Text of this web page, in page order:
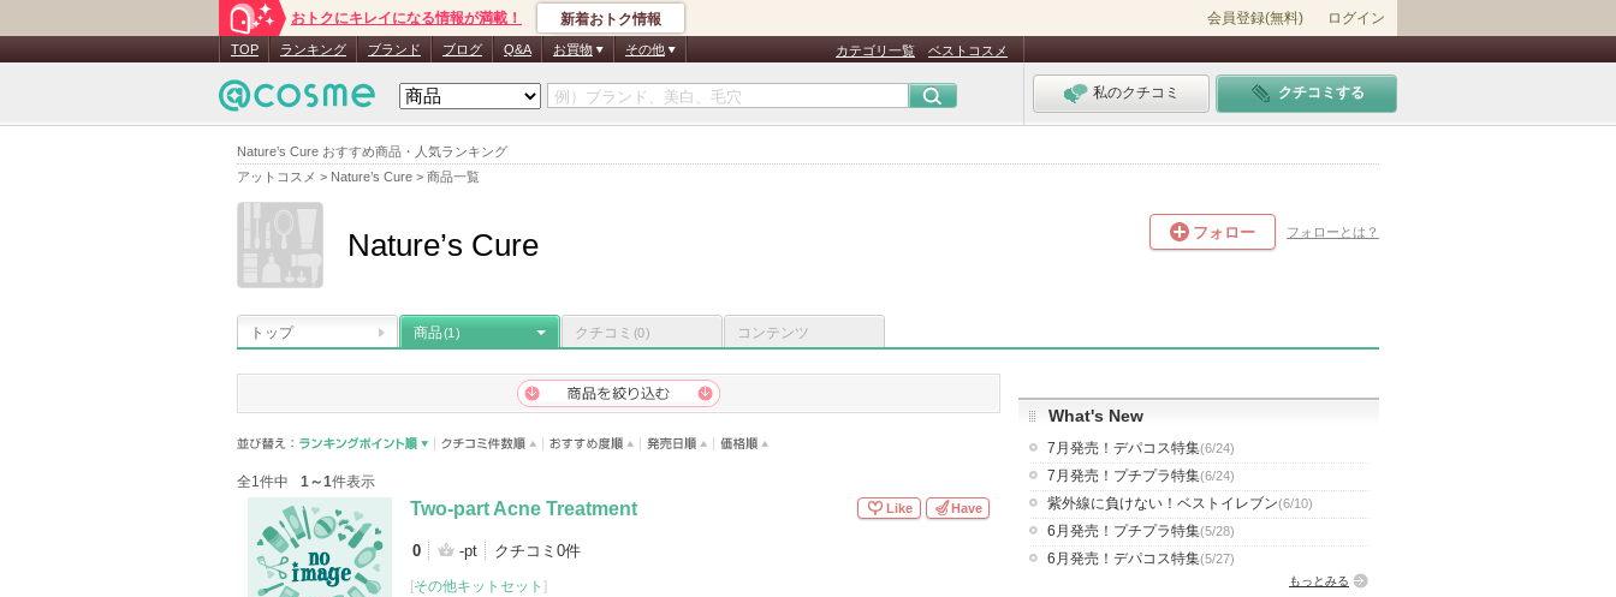
Nature’s Cure おすすめ商品・人気ランキング
アットコスメ > Nature’s Cure > 商品一覧
おトクにキレイになる情報が満載！ 新着おトク情報 会員登録(無料) ログイン
TOP ランキング ブランド ブログ Q&A お買物 その他 カテゴリ一覧 ベストコスメ
私のクチコミ クチコミする
Nature’s Cure フォロー フォローとは？
トップ 商品(1) クチコミ (0) コンテンツ
全1件中 1～1件表示
Two-part Acne Treatment
0 -pt クチコミ0件
[その他キットセット ]
Like Have
What's New
7月発売！デパコス特集(6/24)
7月発売！プチプラ特集(6/24)
紫外線に負けない！ベストイレブン(6/10)
6月発売！プチプラ特集(5/28)
6月発売！デパコス特集(5/27)
もっとみる